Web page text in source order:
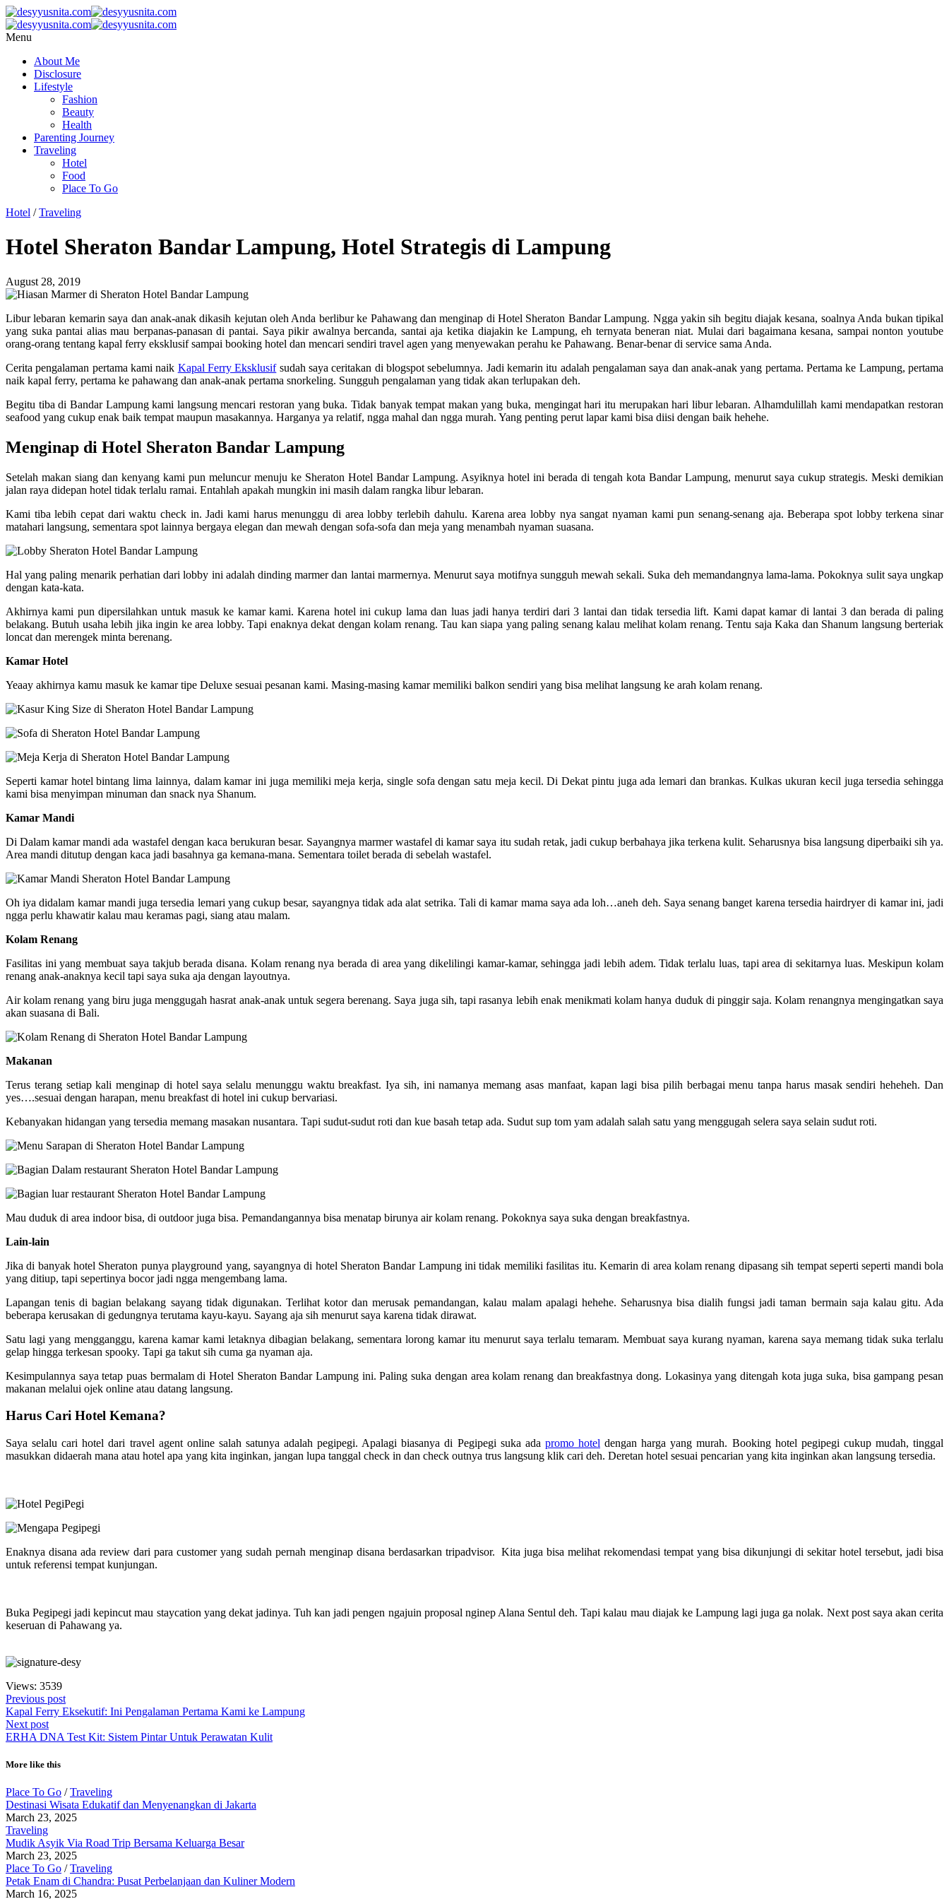
Menu
About Me
Disclosure
Lifestyle
Fashion
Beauty
Health
Parenting Journey
Traveling
Hotel
Food
Place To Go
Hotel /Traveling
Hotel Sheraton Bandar Lampung, Hotel Strategis di Lampung
August 28, 2019
Libur lebaran kemarin saya dan anak-anak dikasih kejutan oleh Anda berlibur ke Pahawang dan menginap di Hotel Sheraton Bandar Lampung. Ngga yakin sih begitu diajak kesana, soalnya Anda bukan tipikal
yang suka pantai alias mau berpanas-panasan di pantai. Saya pikir awalnya bercanda, santai aja ketika diajakin ke Lampung, eh ternyata beneran niat. Mulai dari bagaimana kesana, sampai nonton youtube
orang-orang tentang kapal ferry eksklusif sampai booking hotel dan mencari sendiri travel agen yang menyewakan perahu ke Pahawang. Benar-benar di service sama Anda.
Cerita pengalaman pertama kami naik Kapal Ferry Eksklusifsudah saya ceritakan di blogspot sebelumnya. Jadi kemarin itu adalah pengalaman saya dan anak-anak yang pertama. Pertama ke Lampung, pertama
naik kapal ferry, pertama ke pahawang dan anak-anak pertama snorkeling. Sungguh pengalaman yang tidak akan terlupakan deh.
Begitu tiba di Bandar Lampung kami langsung mencari restoran yang buka. Tidak banyak tempat makan yang buka, mengingat hari itu merupakan hari libur lebaran. Alhamdulillah kami mendapatkan restoran
seafood yang cukup enak baik tempat maupun masakannya. Harganya ya relatif, ngga mahal dan ngga murah. Yang penting perut lapar kami bisa diisi dengan baik hehehe.
Menginap di Hotel Sheraton Bandar Lampung
Setelah makan siang dan kenyang kami pun meluncur menuju ke Sheraton Hotel Bandar Lampung. Asyiknya hotel ini berada di tengah kota Bandar Lampung, menurut saya cukup strategis. Meski demikian
jalan raya didepan hotel tidak terlalu ramai. Entahlah apakah mungkin ini masih dalam rangka libur lebaran.
Kami tiba lebih cepat dari waktu check in. Jadi kami harus menunggu di area lobby terlebih dahulu. Karena area lobby nya sangat nyaman kami pun senang-senang aja. Beberapa spot lobby terkena sinar
matahari langsung, sementara spot lainnya bergaya elegan dan mewah dengan sofa-sofa dan meja yang menambah nyaman suasana.
Hal yang paling menarik perhatian dari lobby ini adalah dinding marmer dan lantai marmernya. Menurut saya motifnya sungguh mewah sekali. Suka deh memandangnya lama-lama. Pokoknya sulit saya ungkap
dengan kata-kata.
Akhirnya kami pun dipersilahkan untuk masuk ke kamar kami. Karena hotel ini cukup lama dan luas jadi hanya terdiri dari 3 lantai dan tidak tersedia lift. Kami dapat kamar di lantai 3 dan berada di paling
belakang. Butuh usaha lebih jika ingin ke area lobby. Tapi enaknya dekat dengan kolam renang. Tau kan siapa yang paling senang kalau melihat kolam renang. Tentu saja Kaka dan Shanum langsung berteriak
loncat dan merengek minta berenang.
Kamar Hotel
Yeaay akhirnya kamu masuk ke kamar tipe Deluxe sesuai pesanan kami. Masing-masing kamar memiliki balkon sendiri yang bisa melihat langsung ke arah kolam renang.
Seperti kamar hotel bintang lima lainnya, dalam kamar ini juga memiliki meja kerja, single sofa dengan satu meja kecil. Di Dekat pintu juga ada lemari dan brankas. Kulkas ukuran kecil juga tersedia sehingga
kami bisa menyimpan minuman dan snack nya Shanum.
Kamar Mandi
Di Dalam kamar mandi ada wastafel dengan kaca berukuran besar. Sayangnya marmer wastafel di kamar saya itu sudah retak, jadi cukup berbahaya jika terkena kulit. Seharusnya bisa langsung diperbaiki sih ya.
Area mandi ditutup dengan kaca jadi basahnya ga kemana-mana. Sementara toilet berada di sebelah wastafel.
Oh iya didalam kamar mandi juga tersedia lemari yang cukup besar, sayangnya tidak ada alat setrika. Tali di kamar mama saya ada loh…aneh deh. Saya senang banget karena tersedia hairdryer di kamar ini, jadi
ngga perlu khawatir kalau mau keramas pagi, siang atau malam.
Kolam Renang
Fasilitas ini yang membuat saya takjub berada disana. Kolam renang nya berada di area yang dikelilingi kamar-kamar, sehingga jadi lebih adem. Tidak terlalu luas, tapi area di sekitarnya luas. Meskipun kolam
renang anak-anaknya kecil tapi saya suka aja dengan layoutnya.
Air kolam renang yang biru juga menggugah hasrat anak-anak untuk segera berenang. Saya juga sih, tapi rasanya lebih enak menikmati kolam hanya duduk di pinggir saja. Kolam renangnya mengingatkan saya
akan suasana di Bali.
Makanan
Terus terang setiap kali menginap di hotel saya selalu menunggu waktu breakfast. Iya sih, ini namanya memang asas manfaat, kapan lagi bisa pilih berbagai menu tanpa harus masak sendiri heheheh. Dan
yes….sesuai dengan harapan, menu breakfast di hotel ini cukup bervariasi.
Kebanyakan hidangan yang tersedia memang masakan nusantara. Tapi sudut-sudut roti dan kue basah tetap ada. Sudut sup tom yam adalah salah satu yang menggugah selera saya selain sudut roti.
Mau duduk di area indoor bisa, di outdoor juga bisa. Pemandangannya bisa menatap birunya air kolam renang. Pokoknya saya suka dengan breakfastnya.
Lain-lain
Jika di banyak hotel Sheraton punya playground yang, sayangnya di hotel Sheraton Bandar Lampung ini tidak memiliki fasilitas itu. Kemarin di area kolam renang dipasang sih tempat seperti seperti mandi bola
yang ditiup, tapi sepertinya bocor jadi ngga mengembang lama.
Lapangan tenis di bagian belakang sayang tidak digunakan. Terlihat kotor dan merusak pemandangan, kalau malam apalagi hehehe. Seharusnya bisa dialih fungsi jadi taman bermain saja kalau gitu. Ada
beberapa kerusakan di gedungnya terutama kayu-kayu. Sayang aja sih menurut saya karena tidak dirawat.
Satu lagi yang mengganggu, karena kamar kami letaknya dibagian belakang, sementara lorong kamar itu menurut saya terlalu temaram. Membuat saya kurang nyaman, karena saya memang tidak suka terlalu
gelap hingga terkesan spooky. Tapi ga takut sih cuma ga nyaman aja.
Kesimpulannya saya tetap puas bermalam di Hotel Sheraton Bandar Lampung ini. Paling suka dengan area kolam renang dan breakfastnya dong. Lokasinya yang ditengah kota juga suka, bisa gampang pesan
makanan melalui ojek online atau datang langsung.
Harus Cari Hotel Kemana?
Saya selalu cari hotel dari travel agent online salah satunya adalah pegipegi. Apalagi biasanya di Pegipegi suka ada promo hotel dengan harga yang murah. Booking hotel pegipegi cukup mudah, tinggal
masukkan didaerah mana atau hotel apa yang kita inginkan, jangan lupa tanggal check in dan check outnya trus langsung klik cari deh. Deretan hotel sesuai pencarian yang kita inginkan akan langsung tersedia.
Enaknya disana ada review dari para customer yang sudah pernah menginap disana berdasarkan tripadvisor.Kita juga bisa melihat rekomendasi tempat yang bisa dikunjungi di sekitar hotel tersebut, jadi bisa
untuk referensi tempat kunjungan.
Buka Pegipegi jadi kepincut mau staycation yang dekat jadinya. Tuh kan jadi pengen ngajuin proposal nginep Alana Sentul deh.Tapi kalau mau diajak ke Lampung lagi juga ga nolak. Next post saya akan cerita
keseruan di Pahawang ya.
Views: 3539
Previous post
Kapal Ferry Eksekutif: Ini Pengalaman Pertama Kami ke Lampung
Next post
ERHA DNA Test Kit: Sistem Pintar Untuk Perawatan Kulit
More like this
Place To Go /Traveling
Destinasi Wisata Edukatif dan Menyenangkan di Jakarta
March 23, 2025
Traveling
Mudik Asyik Via Road Trip Bersama Keluarga Besar
March 23, 2025
Place To Go /Traveling
Petak Enam di Chandra: Pusat Perbelanjaan dan Kuliner Modern
March 16, 2025